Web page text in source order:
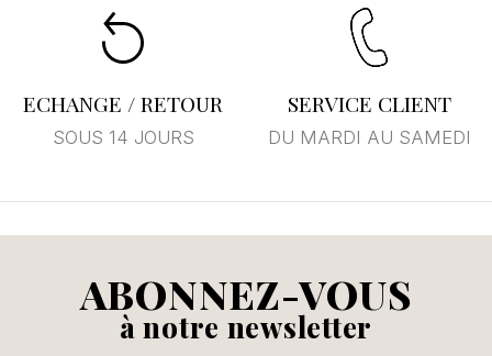
ECHANGE / RETOUR
SOUS 14 JOURS
SERVICE CLIENT
DU MARDI AU SAMEDI
ABONNEZ-VOUS
à notre newsletter